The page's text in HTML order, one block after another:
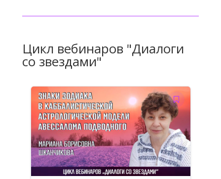
Цикл вебинаров "Диалоги
со звездами"